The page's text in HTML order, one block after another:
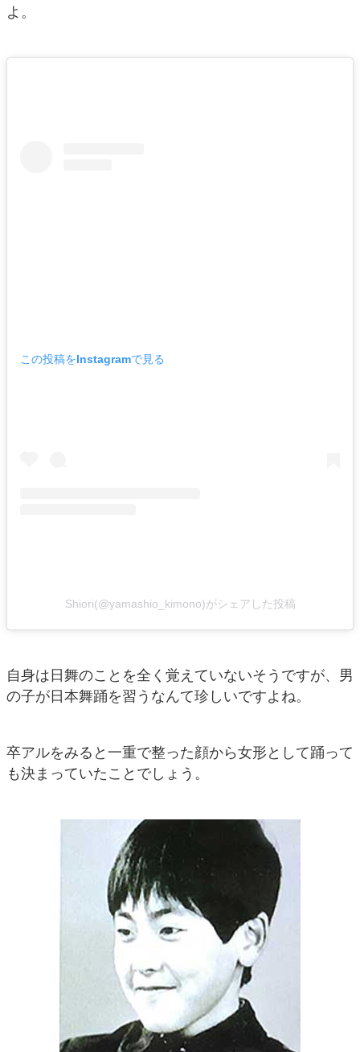
よ。
この投稿をInstagramで見る
Shiori(@yamashio_kimono)がシェアした投稿
自身は日舞のことを全く覚えていないそうですが、男
の子が日本舞踊を習うなんて珍しいですよね。
卒アルをみると一重で整った顔から女形として踊って
も決まっていたことでしょう。